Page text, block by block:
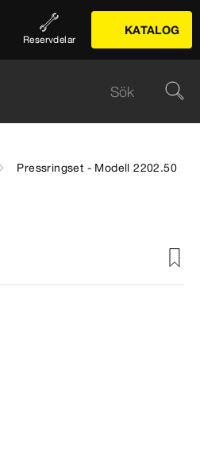
Reservdelar
KATALOG
Pressringset - Modell 2202.50